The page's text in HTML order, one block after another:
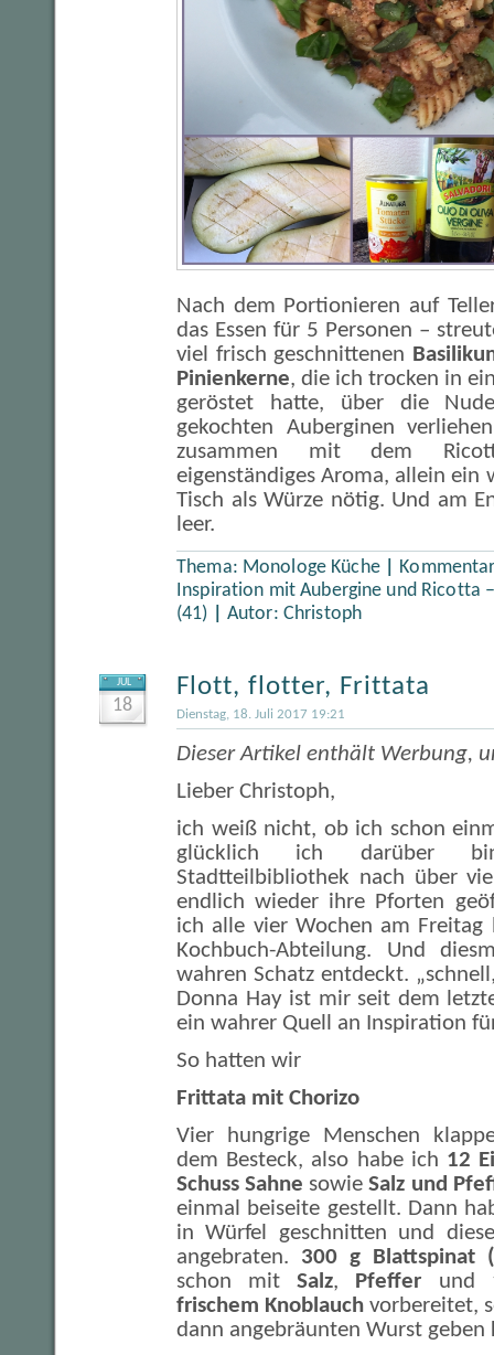
Nach dem Portionieren auf
das Essen für 5 Personen –
viel frisch geschnittenen
Pinienkerne, die ich trocken in
geröstet hatte, über die
gekochten Auberginen
zusammen mit dem
eigenständiges Aroma, allein ein
Tisch als Würze nötig. Und am
leer.
Thema: Monologe Küche
Inspiration mit Aubergine und Ricotta
(41)
Autor: Christoph
JUL
18
Flott, flotter, Frittata
Dienstag, 18. Juli 2017 19:21
Dieser Artikel enthält Werbung,
Lieber Christoph,
ich weiß nicht, ob ich schon
glücklich ich darüber
Stadtteilbibliothek nach über
endlich wieder ihre Pforten
ich alle vier Wochen am Freitag
Kochbuch-Abteilung. Und
wahren Schatz entdeckt.
Donna Hay ist mir seit dem
ein wahrer Quell an Inspiration
So hatten wir
Frittata mit Chorizo
Vier hungrige Menschen
dem Besteck, also habe ich 12
Schuss Sahne sowieSalz und
einmal beiseite gestellt. Dann
in Würfel geschnitten und
angebraten. 300 g Blattspinat
schon mitSalz, Pfeffer und
frischem Knoblauch vorbereitet,
dann angebräunten Wurst geben